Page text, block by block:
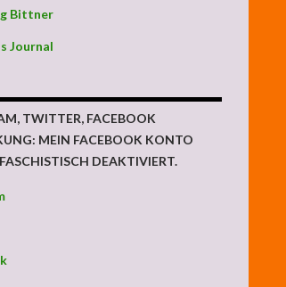
Bittner
Journal
TWITTER, FACEBOOK
MEIN FACEBOOK KONTO
DEAKTIVIERT.